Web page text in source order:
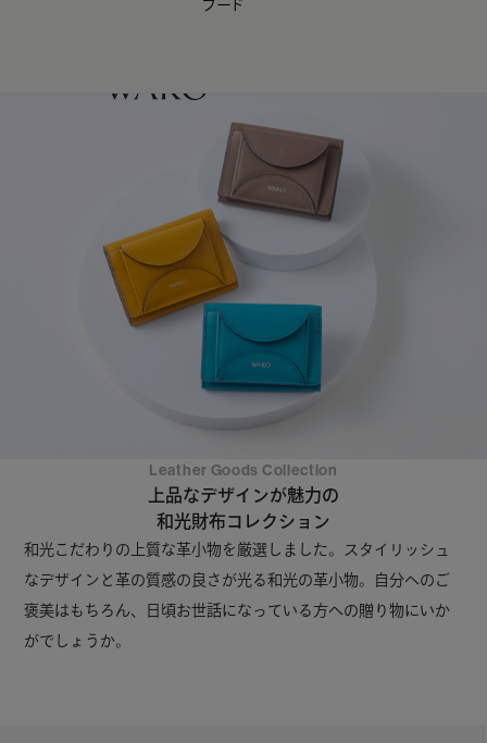
【会員様限定】夏のプレゼントキャンペーン開催中
フード
Leather Goods Collection
上品なデザインが魅力の
和光財布コレクション
和光こだわりの上質な革小物を厳選しました。スタイリッシュ
なデザインと革の質感の良さが光る和光の革小物。自分へのご
褒美はもちろん、日頃お世話になっている方への贈り物にいか
がでしょうか。